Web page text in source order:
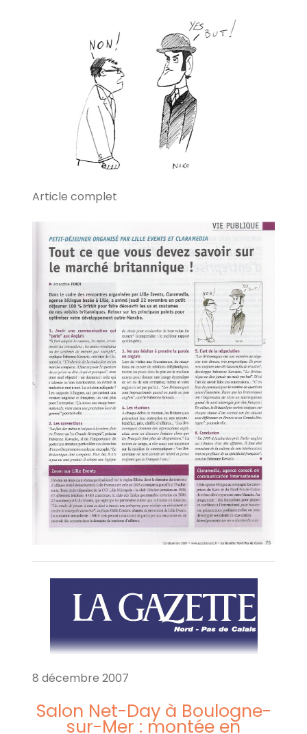
Article complet
8 décembre 2007
Salon Net-Day à Boulogne-
sur-Mer : montée en